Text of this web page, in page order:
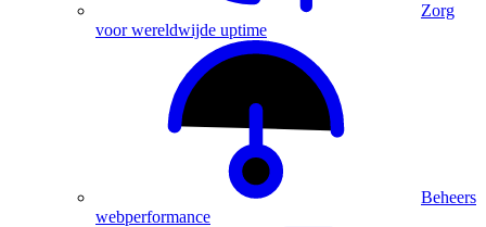
Zorg
voor wereldwijde uptime
Beheers
webperformance